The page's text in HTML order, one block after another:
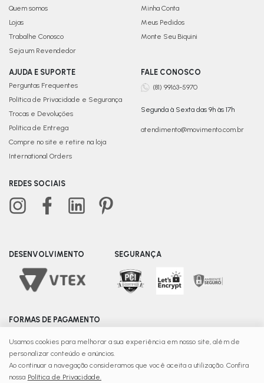
Quem somos
Lojas
Trabalhe Conosco
Seja um Revendedor
Minha Conta
Meus Pedidos
Monte Seu Biquini
AJUDA E SUPORTE
Perguntas Frequentes
Política de Privacidade e Segurança
Trocas e Devoluções
Política de Entrega
Compre no site e retire na loja
International Orders
FALE CONOSCO
(81) 99163-5970
Segunda à Sexta das 9h às 17h
atendimento@movimento.com.br
REDES SOCIAIS
DESENVOLVIMENTO SEGURANÇA
FORMAS DE PAGAMENTO
© Copyright 2025 | Movimento - Razão Social C Fonte
Ltda - CNPJ: 08.139.156/0015-65 Recife – PE - CEP 51220-
Usamos cookies para melhorar a sua experiência em nosso site, além de
personalizar conteúdo e anúncios.
Ao continuar a navegação consideramos que você aceita a utilização. Confira
nossa Política de Privacidade.